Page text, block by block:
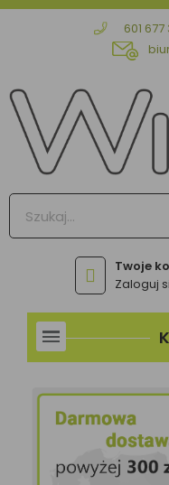
601 677
Zaloguj